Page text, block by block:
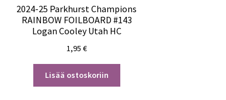
2024-25 Parkhurst Champions
RAINBOW FOILBOARD #143
Logan Cooley Utah HC
1,95 €
Lisää ostoskoriin